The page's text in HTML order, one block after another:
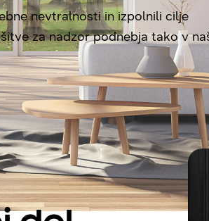
nevtralnosti in izpolnili cilje
za nadzor podnebja tako v